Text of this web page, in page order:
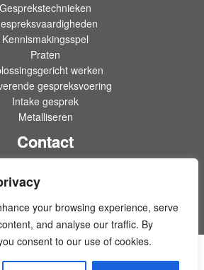
your browsing experience, serve
and analyse our traffic. By
consent to our use of cookies.
Gesprekstechnieken
Kennismakingsspel
Praten
werken
gespreksvoering
Intake gesprek
Metalliseren
Contact
vijf twee drie Peter@@eftweekend.nl
@’s weg die niet nodig zijn)